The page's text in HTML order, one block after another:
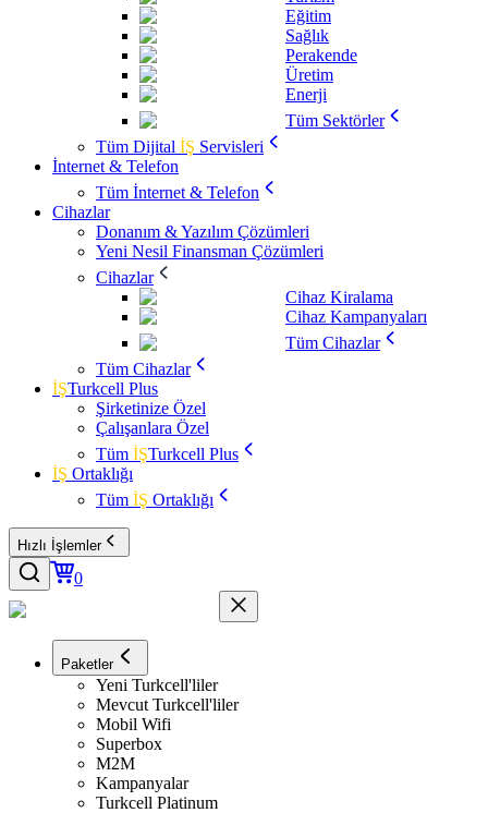
Eğitim
Sağlık
Perakende
Üretim
Enerji
Tüm Sektörler
Tüm Dijital İŞ Servisleri
İnternet & Telefon
Tüm İnternet & Telefon
Cihazlar
Donanım & Yazılım Çözümleri
Yeni Nesil Finansman Çözümleri
Cihazlar
Cihaz Kiralama
Cihaz Kampanyaları
Tüm Cihazlar
Tüm Cihazlar
İŞTurkcell Plus
Şirketinize Özel
Çalışanlara Özel
Tüm İŞTurkcell Plus
İŞ Ortaklığı
Tüm İŞ Ortaklığı
Hızlı İşlemler
0
Paketler
Yeni Turkcell'liler
Mevcut Turkcell'liler
Mobil Wifi
Superbox
M2M
Kampanyalar
Turkcell Platinum